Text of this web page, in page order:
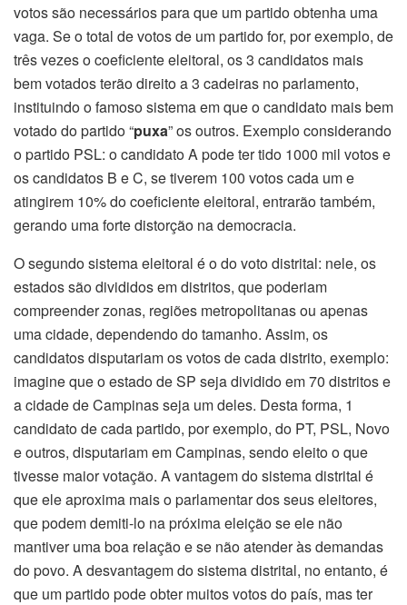
votos são necessários para que um partido obtenha uma
vaga. Se o total de votos de um partido for, por exemplo, de
três vezes o coeficiente eleitoral, os 3 candidatos mais
bem votados terão direito a 3 cadeiras no parlamento,
instituindo o famoso sistema em que o candidato mais bem
votado do partido “puxa” os outros. Exemplo considerando
o partido PSL: o candidato A pode ter tido 1000 mil votos e
os candidatos B e C, se tiverem 100 votos cada um e
atingirem 10% do coeficiente eleitoral, entrarão também,
gerando uma forte distorção na democracia.
O segundo sistema eleitoral é o do voto distrital: nele, os
estados são divididos em distritos, que poderiam
compreender zonas, regiões metropolitanas ou apenas
uma cidade, dependendo do tamanho. Assim, os
candidatos disputariam os votos de cada distrito, exemplo:
imagine que o estado de SP seja dividido em 70 distritos e
a cidade de Campinas seja um deles. Desta forma, 1
candidato de cada partido, por exemplo, do PT, PSL, Novo
e outros, disputariam em Campinas, sendo eleito o que
tivesse maior votação. A vantagem do sistema distrital é
que ele aproxima mais o parlamentar dos seus eleitores,
que podem demiti-lo na próxima eleição se ele não
mantiver uma boa relação e se não atender às demandas
do povo. A desvantagem do sistema distrital, no entanto, é
que um partido pode obter muitos votos do país, mas ter